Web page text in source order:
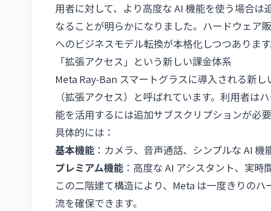
用者に対して、より高度な AI 機能を使う場合
なることが明らかになりました。ハードウェア
へのビジネスモデル転換が本格化しつつあります
「拡張アクセス」という新しい課金体系
Meta Ray-Ban スマートグラスに導入される新
（拡張アクセス）と呼ばれています。利用者は
能を活用するには追加サブスクリプションが必要
具体的には：
基本機能 ：カメラ、音声通話、シンプルな AI 機
プレミアム機能 ：高度な AI アシスタント、実
この二階建て構造により、Meta は一度きりの
流を確保できます。